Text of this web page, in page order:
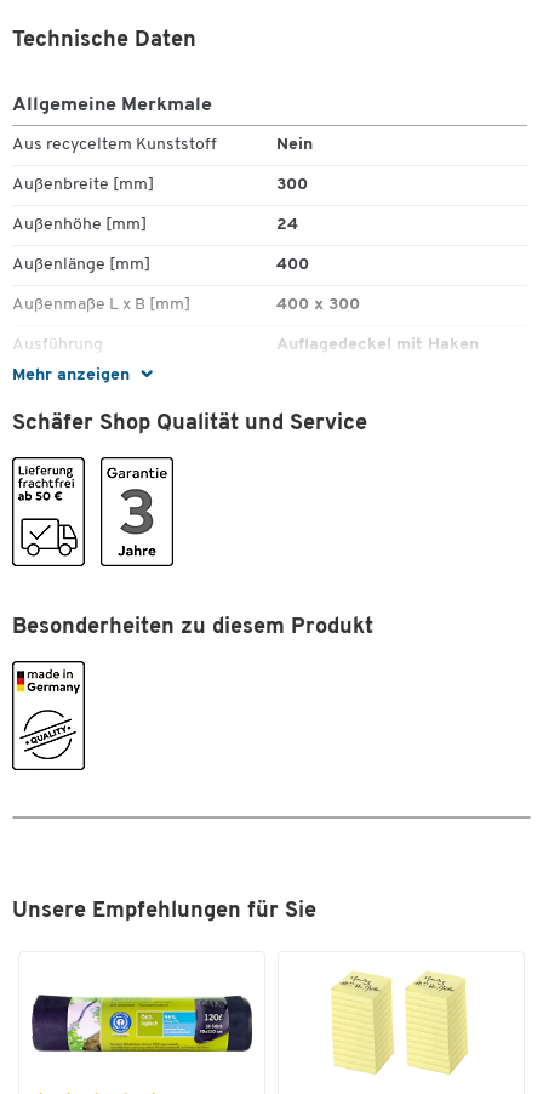
Mehr anzeigen
Technische Daten
Allgemeine Merkmale
Aus recyceltem Kunststoff Nein
Außenbreite [mm] 300
Außenhöhe [mm] 24
Außenlänge [mm] 400
Außenmaße L x B [mm] 400 x 300
Ausführung Auflagedeckel mit Haken
Deckeltyp
Gefahrstoffgeeignet Nein
Gewicht [kg]
Lebensmittelecht
Lebensmittelgeeignet
Material Polypropylen (PP)
Modell
Serie
Farben
Schäfer Shop Qualität und Service
Besonderheiten zu diesem Produkt
Unsere Empfehlungen für Sie
Zum Zoomen doppeltippen